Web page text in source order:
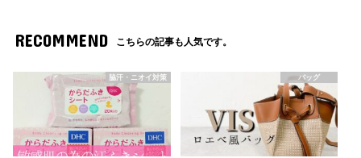
RECOMMEND こちらの記事も人気です。
脇汗・ニオイ対策 バッグ